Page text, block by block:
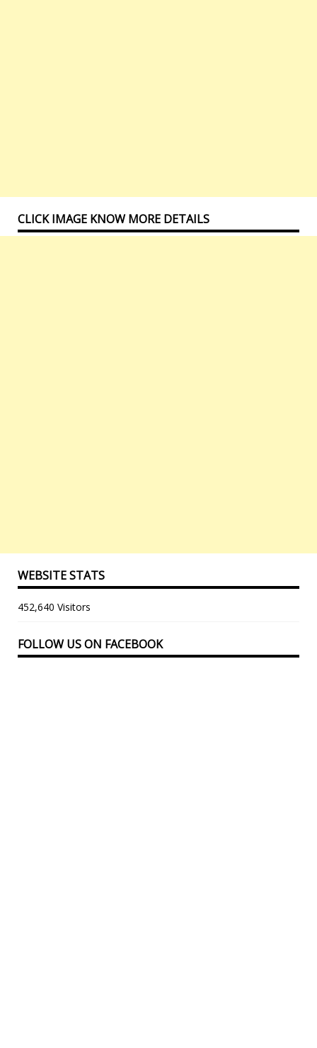
CLICK IMAGE KNOW MORE DETAILS
WEBSITE STATS
452,640 Visitors
FOLLOW US ON FACEBOOK